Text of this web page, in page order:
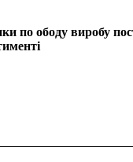
по ободу виробу